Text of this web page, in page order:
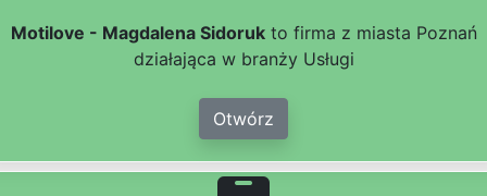
Motilove - Magdalena Sidorukto firma z miasta Poznań
działająca w branży Usługi
Otwórz